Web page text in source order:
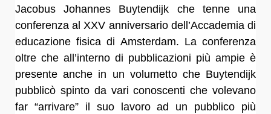
Jacobus Johannes Buytendijk che tenne una
conferenza al XXV anniversario dell’Accademia di
educazione fisica di Amsterdam. La conferenza
oltre che all’interno di pubblicazioni più ampie è
presente anche in un volumetto che Buytendijk
pubblicò spinto da vari conoscenti che volevano
far “arrivare” il suo lavoro ad un pubblico più